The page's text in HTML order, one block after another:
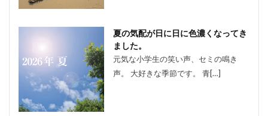
夏の気配が日に日に色濃くなってき
ました。
元気な小学生の笑い声、セミの鳴き
声。 大好きな季節です。 青[…]